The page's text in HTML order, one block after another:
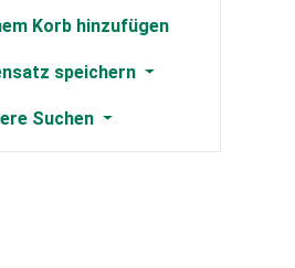
Korb hinzufügen
speichern
Suchen